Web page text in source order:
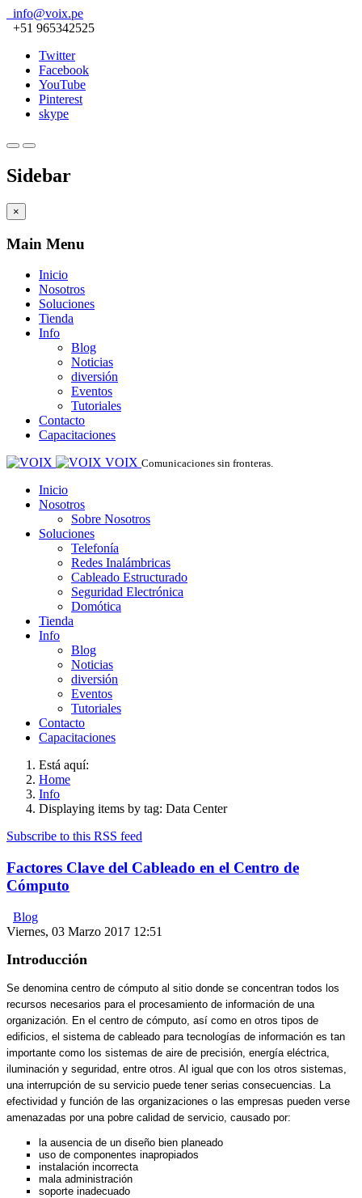
info@voix.pe
+51 965342525
Twitter
Facebook
YouTube
Pinterest
skype
Sidebar
×
Main Menu
Inicio
Nosotros
Soluciones
Tienda
Info
Blog
Noticias
diversión
Eventos
Tutoriales
Contacto
Capacitaciones
VOIX Comunicaciones sin fronteras.
Inicio
Nosotros
Sobre Nosotros
Soluciones
Telefonía
Redes Inalámbricas
Cableado Estructurado
Seguridad Electrónica
Domótica
Tienda
Info
Blog
Noticias
diversión
Eventos
Tutoriales
Contacto
Capacitaciones
Está aquí:
Home
Info
Displaying items by tag: Data Center
Subscribe to this RSS feed
Factores Clave del Cableado en el Centro de
Cómputo
Blog
Viernes, 03 Marzo 2017 12:51
Introducción
Se denomina centro de cómputo al sitio donde se concentran todos los
recursos necesarios para el procesamiento de información de una
organización. En el centro de cómputo, así como en otros tipos de
edificios, el sistema de cableado para tecnologías de información es tan
importante como los sistemas de aire de precisión, energía eléctrica,
iluminación y seguridad, entre otros. Al igual que con los otros sistemas,
una interrupción de su servicio puede tener serias consecuencias. La
efectividad y función de las organizaciones o las empresas pueden verse
amenazadas por una pobre calidad de servicio, causado por:
la ausencia de un diseño bien planeado
uso de componentes inapropiados
instalación incorrecta
mala administración
soporte inadecuado